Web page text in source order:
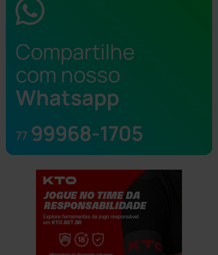
Compartilhe
com nosso
Whatsapp
77 99968-1705